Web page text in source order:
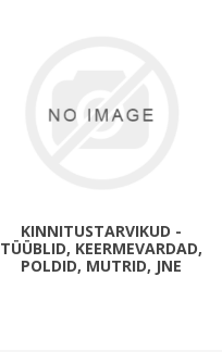
Kontrollerid
KINNITUSTARVIKUD -
TÜÜBLID, KEERMEVARDAD,
POLDID, MUTRID, JNE